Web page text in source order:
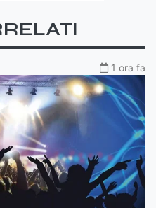
1 ora fa